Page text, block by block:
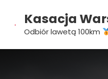
Kasacja
Odbiór lawetą 100km